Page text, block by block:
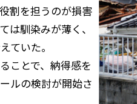
割を担うのが損害
は馴染みが薄く、
ていた。
ことで、納得感を
ルの検討が開始さ